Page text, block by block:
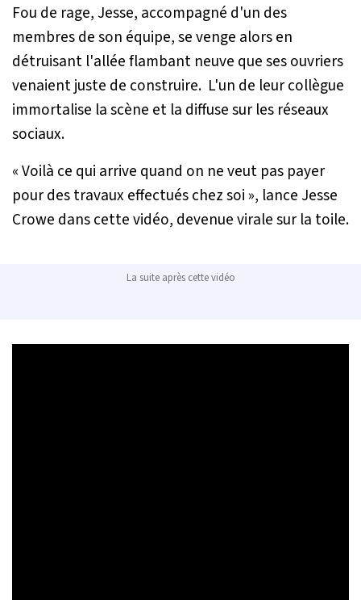
Fou de rage, Jesse, accompagné d'un des
membres de son équipe, se venge alors en
détruisant l'allée flambant neuve que ses ouvriers
venaient juste de construire. L'un de leur collègue
immortalise la scène et la diffuse sur les réseaux
sociaux.
«Voilà ce qui arrive quand on ne veut pas payer
pour des travaux effectués chez soi », lance Jesse
Crowe dans cette vidéo, devenue virale sur la toile.
La suite après cette vidéo